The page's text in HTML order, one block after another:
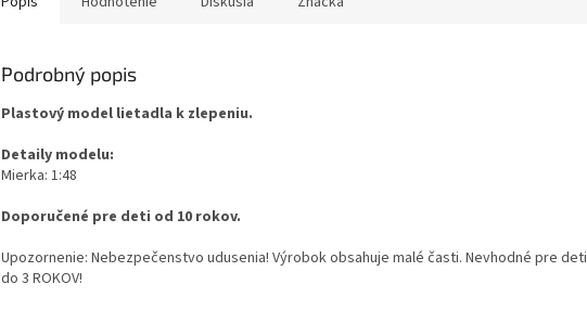
Podrobný popis
Plastový model lietadla k zlepeniu.
Detaily modelu:
Mierka: 1:48
Doporučené pre deti od 10 rokov.
Upozornenie: Nebezpečenstvo udusenia! Výrobok obsahuje malé časti. Nevhodné pre deti
do 3 ROKOV!